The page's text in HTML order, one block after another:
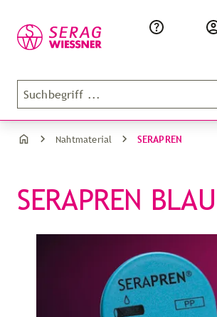
Nahtmaterial SERAPREN
SERAPREN BLAU